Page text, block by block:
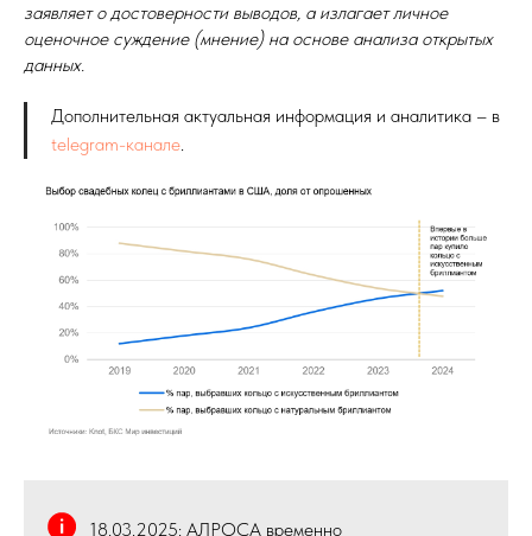
заявляет о достоверности выводов, а излагает личное
оценочное суждение (мнение) на основе анализа открытых
данных.
Дополнительная актуальная информация и аналитика – в
telegram-канале.
18.03.2025: АЛРОСА временно